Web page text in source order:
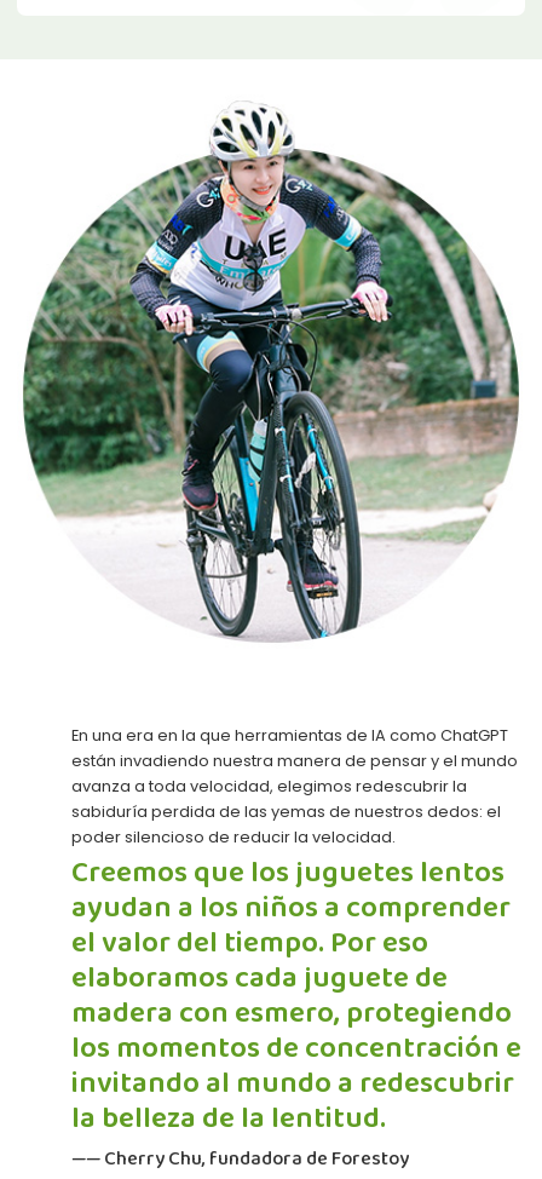
En una era en la que herramientas de IA como ChatGPT
están invadiendo nuestra manera de pensar y el mundo
avanza a toda velocidad, elegimos redescubrir la
sabiduría perdida de las yemas de nuestros dedos: el
poder silencioso de reducir la velocidad.
Creemos que los juguetes lentos
ayudan a los niños a comprender
el valor del tiempo. Por eso
elaboramos cada juguete de
madera con esmero, protegiendo
los momentos de concentración e
invitando al mundo a redescubrir
la belleza de la lentitud.
—— Cherry Chu, fundadora de Forestoy